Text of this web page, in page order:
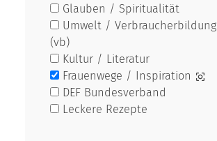
Glauben / Spiritualität
Umwelt / Verbraucherbildung
(vb)
Kultur / Literatur
Frauenwege / Inspiration
DEF Bundesverband
Leckere Rezepte